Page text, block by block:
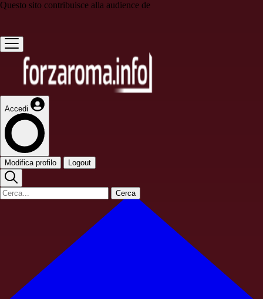
Questo sito contribuisce alla audience de
Accedi
Modifica profilo Logout
Cerca